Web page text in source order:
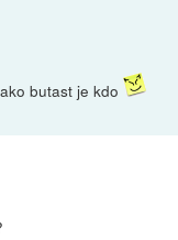
butast je kdo